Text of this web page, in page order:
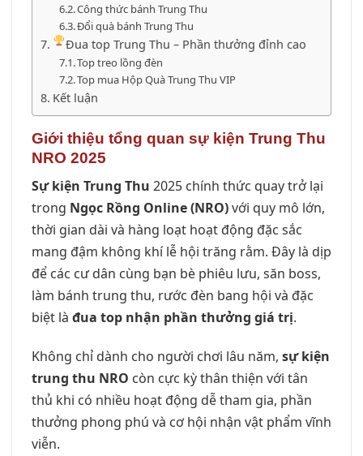
Công thức bánh Trung Thu
Đổi quà bánh Trung Thu
Đua top Trung Thu – Phần thưởng đỉnh cao
Top treo lồng đèn
Top mua Hộp Quà Trung Thu VIP
Kết luận
Giới thiệu tổng quan sự kiện Trung Thu
NRO 2025
Sự kiện Trung Thu 2025 chính thức quay trở lại
trong Ngọc Rồng Online (NRO)với quy mô lớn,
thời gian dài và hàng loạt hoạt động đặc sắc
mang đậm không khí lễ hội trăng rằm. Đây là dịp
để các cư dân cùng bạn bè phiêu lưu, săn boss,
làm bánh trung thu, rước đèn bang hội và đặc
biệt là đua top nhận phần thưởng giá trị.
Không chỉ dành cho người chơi lâu năm, sự kiện
trung thu NRO còn cực kỳ thân thiện với tân
thủ khi có nhiều hoạt động dễ tham gia, phần
thưởng phong phú và cơ hội nhận vật phẩm vĩnh
viễn.